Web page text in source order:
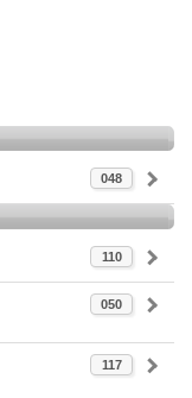
048
110
050
117